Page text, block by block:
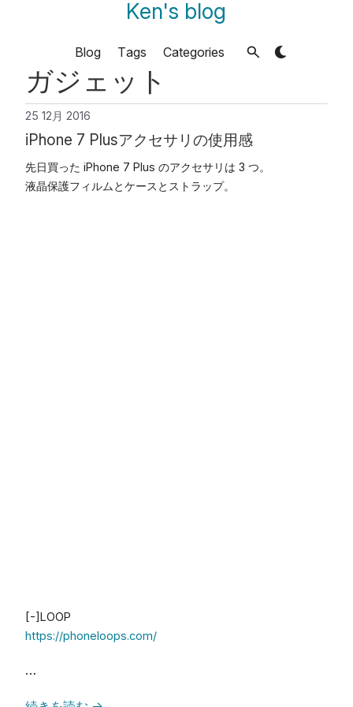
Ken's blog
Blog Tags Categories
ガジェット
25 12月 2016
iPhone 7 Plusアクセサリの使用感
先日買った iPhone 7 Plus のアクセサリは 3 つ。
液晶保護フィルムとケースとストラップ。
[-]LOOP
https://phoneloops.com/
…